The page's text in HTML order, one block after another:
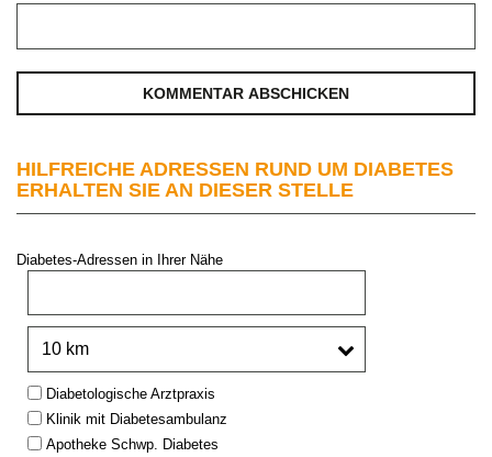
HILFREICHE ADRESSEN RUND UM DIABETES
ERHALTEN SIE AN DIESER STELLE
Diabetes-Adressen in Ihrer Nähe
Type:Diabetologische Arztpraxis
Klinik mit Diabetesambulanz
Apotheke Schwp. Diabetes